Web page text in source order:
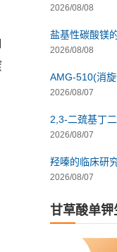
2026/08/08
盐基性碳酸镁
2026/08/08
AMG-510(消
2026/08/07
2,3-二巯基丁
2026/08/07
羟嗪的临床研
2026/08/07
甘草酸单